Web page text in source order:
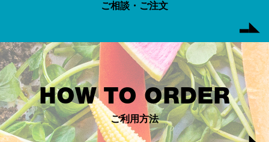
ご相談・ご注文
HOW TO ORDER
ご利用方法